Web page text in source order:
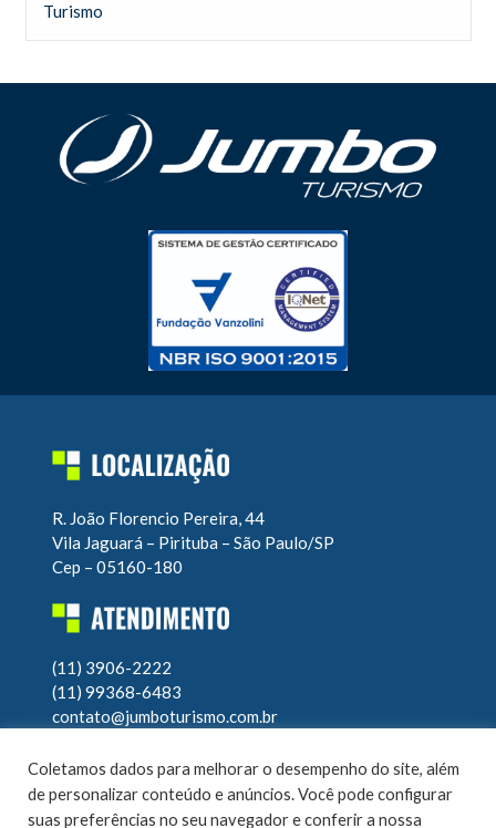
Turismo
R. João Florencio Pereira, 44
Vila Jaguará – Pirituba – São Paulo/SP
Cep – 05160-180
(11) 3906-2222
(11) 99368-6483
contato@jumboturismo.com.br
7 dias por semana
Coletamos dados para melhorar o desempenho do site, além
de personalizar conteúdo e anúncios. Você pode configurar
suas preferências no seu navegador e conferir a nossa